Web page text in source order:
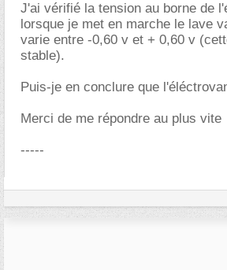
J'ai vérifié la tension au borne de
lorsque je met en marche le lave
varie entre -0,60 v et + 0,60 v
stable).
Puis-je en conclure que
Merci de me répondre au plus vite
-----